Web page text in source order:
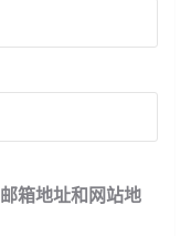
箱地址和网站地